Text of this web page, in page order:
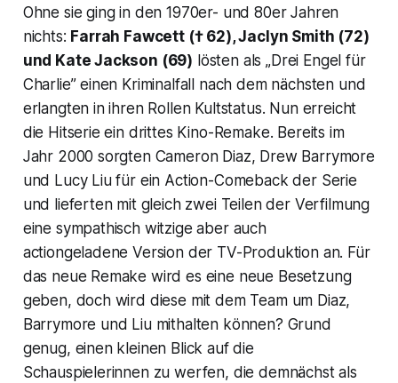
Ohne sie ging in den 1970er- und 80er Jahren
nichts: Farrah Fawcett († 62), Jaclyn Smith (72)
und Kate Jackson (69) lösten als „Drei Engel für
Charlie” einen Kriminalfall nach dem nächsten und
erlangten in ihren Rollen Kultstatus. Nun erreicht
die Hitserie ein drittes Kino-Remake. Bereits im
Jahr 2000 sorgten Cameron Diaz, Drew Barrymore
und Lucy Liu für ein Action-Comeback der Serie
und lieferten mit gleich zwei Teilen der Verfilmung
eine sympathisch witzige aber auch
actiongeladene Version der TV-Produktion an. Für
das neue Remake wird es eine neue Besetzung
geben, doch wird diese mit dem Team um Diaz,
Barrymore und Liu mithalten können? Grund
genug, einen kleinen Blick auf die
Schauspielerinnen zu werfen, die demnächst als